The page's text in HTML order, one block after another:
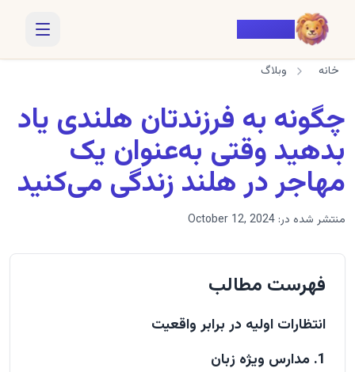
Voiczy
خانه وبلاگ
چگونه به فرزندتان هلندی یاد
بدهید وقتی به‌عنوان یک
مهاجر در هلند زندگی می‌کنید
منتشر شده در: October 12, 2024
فهرست مطالب
انتظارات اولیه در برابر واقعیت
1. مدارس ویژه زبان